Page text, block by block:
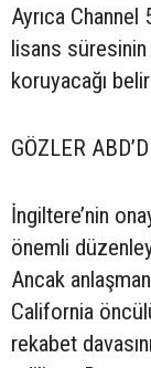
Ayrıca Channel
lisans süresinin
koruyacağı
GÖZLER
İngiltere’nin
önemli
Ancak
California
rekabet